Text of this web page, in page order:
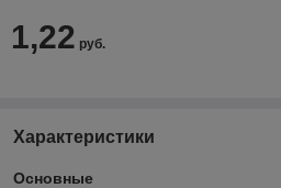
1,22 руб.
Характеристики
Основные